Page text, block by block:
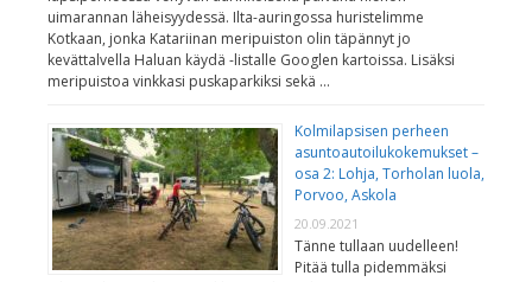
uimarannan läheisyydessä. Ilta-auringossa huristelimme
Kotkaan, jonka Katariinan meripuiston olin täpännyt jo
kevättalvella Haluan käydä -listalle Googlen kartoissa. Lisäksi
meripuistoa vinkkasi puskaparkiksi sekä …
Kolmilapsisen perheen
asuntoautoilukokemukset –
osa 2: Lohja, Torholan luola,
Porvoo, Askola
20.09.2021
Tänne tullaan uudelleen!
Pitää tulla pidemmäksi